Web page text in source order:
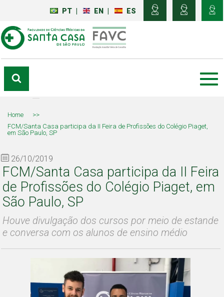
PT EN ES
Home
>>
FCM/Santa Casa participa da II Feira de Profissões do Colégio Piaget,
em São Paulo, SP
26/10/2019
FCM/Santa Casa participa da II Feira
de Profissões do Colégio Piaget, em
São Paulo, SP
Houve divulgação dos cursos por meio de estande
e conversa com os alunos de ensino médio